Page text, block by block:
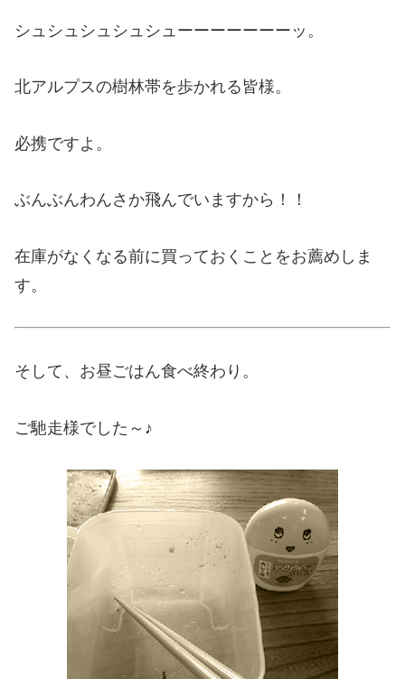
シュシュシュシュシューーーーーーーッ。
北アルプスの樹林帯を歩かれる皆様。
必携ですよ。
ぶんぶんわんさか飛んでいますから！！
在庫がなくなる前に買っておくことをお薦めしま
す。
そして、お昼ごはん食べ終わり。
ご馳走様でした～♪